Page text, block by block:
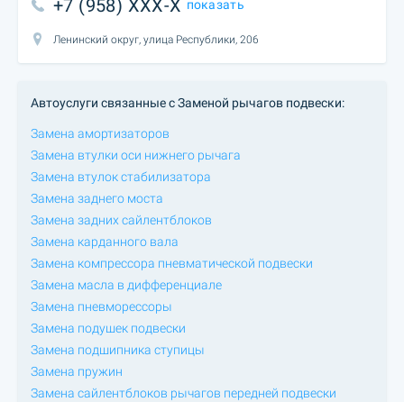
+7 (958) XXX-X показать
Ленинский округ, улица Республики, 206
Автоуслуги связанные с Заменой рычагов подвески:
Замена амортизаторов
Замена втулки оси нижнего рычага
Замена втулок стабилизатора
Замена заднего моста
Замена задних сайлентблоков
Замена карданного вала
Замена компрессора пневматической подвески
Замена масла в дифференциале
Замена пневморессоры
Замена подушек подвески
Замена подшипника ступицы
Замена пружин
Замена сайлентблоков рычагов передней подвески